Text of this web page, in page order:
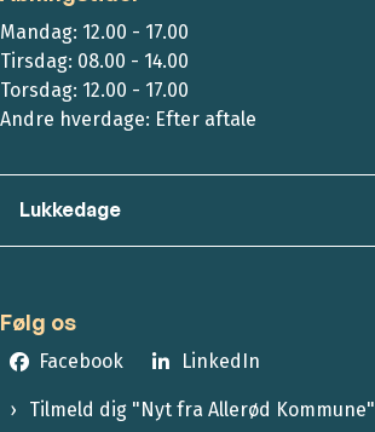
Mandag: 12.00 - 17.00
Tirsdag: 08.00 - 14.00
Torsdag: 12.00 - 17.00
Andre hverdage: Efter aftale
Lukkedage
Følg os
Facebook LinkedIn
Tilmeld dig "Nyt fra Allerød Kommune"